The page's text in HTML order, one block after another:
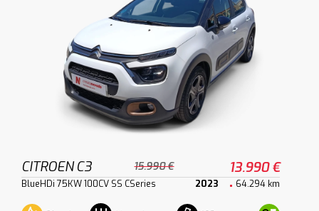
CITROEN C3 15.990 € 13.990 €
BlueHDi 75KW 100CV SS CSeries 2023 64.294 km